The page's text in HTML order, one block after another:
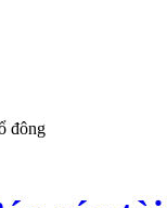
đông